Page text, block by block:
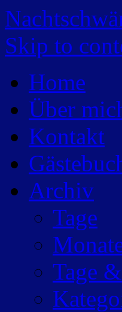
Skip to
Home
Über
Kontakt
Archiv
Tage
Tage